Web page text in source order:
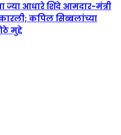
ज्या आधारे शिंदे आमदार-मंत्री
कपिल सिब्बलांच्या
मुद्दे